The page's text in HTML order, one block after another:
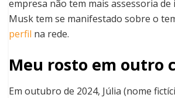
empresa não tem mais assessoria de
Musk tem se manifestado sobre o
perfil na rede.
Meu rosto em outro
Em outubro de 2024, Júlia (nome